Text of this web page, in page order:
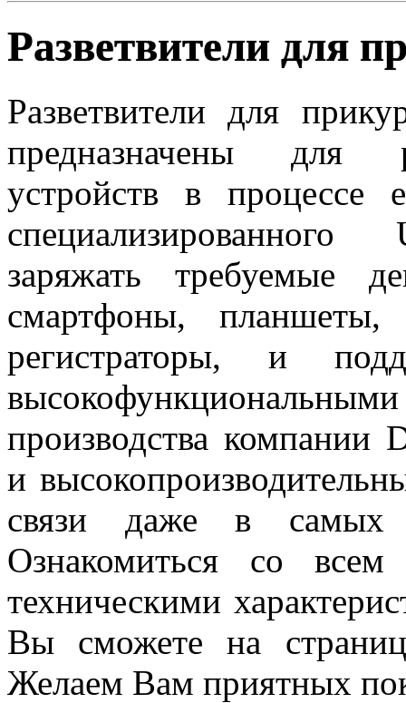
Разветвители для
Разветвители для
предназначены для
устройств в процессе
специализированного
заряжать требуемые
смартфоны, планшеты,
регистраторы, и
производства компании
и
связи даже в самых
Ознакомиться со всем
техническими
Вы сможете на
Желаем Вам приятных